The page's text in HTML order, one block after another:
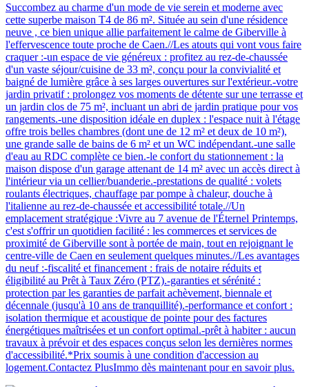
Succombez au charme d'un mode de vie serein et moderne avec
cette superbe maison T4 de 86 m². Située au sein d'une résidence
neuve , ce bien unique allie parfaitement le calme de Giberville à
l'effervescence toute proche de Caen.//Les atouts qui vont vous faire
craquer :-un espace de vie généreux : profitez au rez-de-chaussée
d'un vaste séjour/cuisine de 33 m², conçu pour la convivialité et
baigné de lumière grâce à ses larges ouvertures sur l'extérieur.-votre
jardin privatif : prolongez vos moments de détente sur une terrasse et
un jardin clos de 75 m², incluant un abri de jardin pratique pour vos
rangements.-une disposition idéale en duplex : l'espace nuit à l'étage
offre trois belles chambres (dont une de 12 m² et deux de 10 m²),
une grande salle de bains de 6 m² et un WC indépendant.-une salle
d'eau au RDC complète ce bien.-le confort du stationnement : la
maison dispose d'un garage attenant de 14 m² avec un accès direct à
l'intérieur via un cellier/buanderie.-prestations de qualité : volets
roulants électriques, chauffage par pompe à chaleur, douche à
l'italienne au rez-de-chaussée et accessibilité totale.//Un
emplacement stratégique :Vivre au 7 avenue de l'Éternel Printemps,
c'est s'offrir un quotidien facilité : les commerces et services de
proximité de Giberville sont à portée de main, tout en rejoignant le
centre-ville de Caen en seulement quelques minutes.//Les avantages
du neuf :-fiscalité et financement : frais de notaire réduits et
éligibilité au Prêt à Taux Zéro (PTZ).-garanties et sérénité :
protection par les garanties de parfait achèvement, biennale et
décennale (jusqu'à 10 ans de tranquillité).-performance et confort :
isolation thermique et acoustique de pointe pour des factures
énergétiques maîtrisées et un confort optimal.-prêt à habiter : aucun
travaux à prévoir et des espaces conçus selon les dernières normes
d'accessibilité.*Prix soumis à une condition d'accession au
logement.Contactez PlusImmo dès maintenant pour en savoir plus.